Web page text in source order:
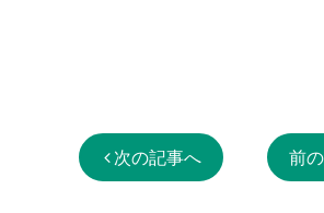
次の記事へ 前